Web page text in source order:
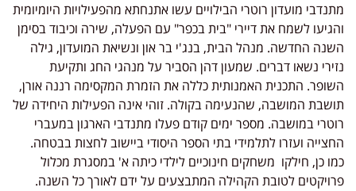
מתנדבי מועדון רוטרי הבילויים עשו אתנחתא מהפעילויות היומיומית
והגיעו לשמח את דיירי "בית בכפר" עם הפעלה, שירה וכיבוד בסימן
השנה החדשה. מנהל הבית, בנג'י בר און ונשיאת המועדון, גילה
נזירי נשאו דברים. שמעון דהן הסביר על מנהגי החג ותקיעת
השופר. התכנית האמנותית כללה את הזמרת המקסימה רננה אורן,
תושבת המושבה, שהנעימה בקולה. זוהי אינה הפעילות היחידה של
רוטרי במושבה. מספר ימים קודם פעלו מתנדבי הארגון במעברי
החצייה ועזרו לתלמידי בתי הספר היסודי ביישוב לחצות בבטחה.
כמו כן, חילקו משחקים חינוכיים לילדי כיתה א' במסגרת מכלול
פרויקטים לטובת הקהילה המתבצעים על ידם לאורך כל השנה.